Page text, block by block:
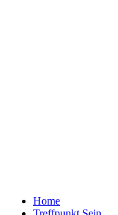
Home